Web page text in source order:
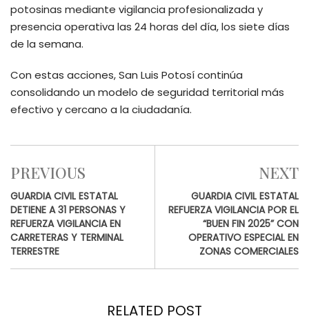
potosinas mediante vigilancia profesionalizada y
presencia operativa las 24 horas del día, los siete días
de la semana.
Con estas acciones, San Luis Potosí continúa
consolidando un modelo de seguridad territorial más
efectivo y cercano a la ciudadanía.
PREVIOUS
GUARDIA CIVIL ESTATAL
DETIENE A 31 PERSONAS Y
REFUERZA VIGILANCIA EN
CARRETERAS Y TERMINAL
TERRESTRE
NEXT
GUARDIA CIVIL ESTATAL
REFUERZA VIGILANCIA POR EL
“BUEN FIN 2025” CON
OPERATIVO ESPECIAL EN
ZONAS COMERCIALES
RELATED POST